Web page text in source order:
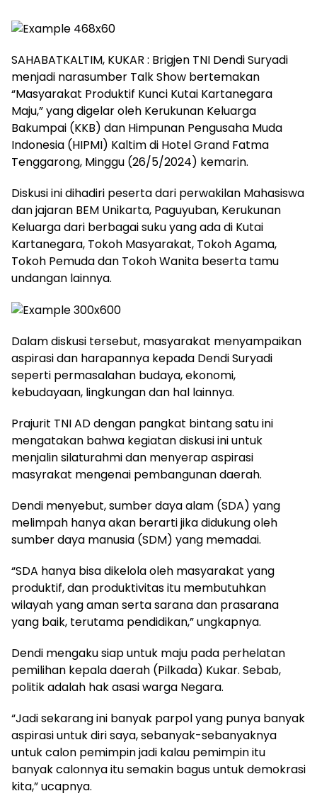
SAHABATKALTIM, KUKAR : Brigjen TNI Dendi Suryadi
menjadi narasumber Talk Show bertemakan
“Masyarakat Produktif Kunci Kutai Kartanegara
Maju,” yang digelar oleh Kerukunan Keluarga
Bakumpai (KKB) dan Himpunan Pengusaha Muda
Indonesia (HIPMI) Kaltim di Hotel Grand Fatma
Tenggarong, Minggu (26/5/2024) kemarin.
Diskusi ini dihadiri peserta dari perwakilan Mahasiswa
dan jajaran BEM Unikarta, Paguyuban, Kerukunan
Keluarga dari berbagai suku yang ada di Kutai
Kartanegara, Tokoh Masyarakat, Tokoh Agama,
Tokoh Pemuda dan Tokoh Wanita beserta tamu
undangan lainnya.
Dalam diskusi tersebut, masyarakat menyampaikan
aspirasi dan harapannya kepada Dendi Suryadi
seperti permasalahan budaya, ekonomi,
kebudayaan, lingkungan dan hal lainnya.
Prajurit TNI AD dengan pangkat bintang satu ini
mengatakan bahwa kegiatan diskusi ini untuk
menjalin silaturahmi dan menyerap aspirasi
masyrakat mengenai pembangunan daerah.
Dendi menyebut, sumber daya alam (SDA) yang
melimpah hanya akan berarti jika didukung oleh
sumber daya manusia (SDM) yang memadai.
“SDA hanya bisa dikelola oleh masyarakat yang
produktif, dan produktivitas itu membutuhkan
wilayah yang aman serta sarana dan prasarana
yang baik, terutama pendidikan,” ungkapnya.
Dendi mengaku siap untuk maju pada perhelatan
pemilihan kepala daerah (Pilkada) Kukar. Sebab,
politik adalah hak asasi warga Negara.
“Jadi sekarang ini banyak parpol yang punya banyak
aspirasi untuk diri saya, sebanyak-sebanyaknya
untuk calon pemimpin jadi kalau pemimpin itu
banyak calonnya itu semakin bagus untuk demokrasi
kita,” ucapnya.